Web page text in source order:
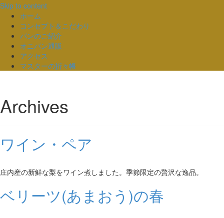
Skip to content
ホーム
コンセプト＆こだわり
パンのご紹介
オニパン通販
アクセス
マスターの折々帳
Archives
ワイン・ペア
庄内産の新鮮な梨をワイン煮しました。季節限定の贅沢な逸品。
ベリーツ(あまおう)の春